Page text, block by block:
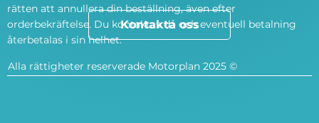
Kontakta oss
rätten att annullera din beställning, även efter
orderbekräftelse. Du kontaktas då och eventuell betalning
återbetalas i sin helhet.
Alla rättigheter reserverade Motorplan 2025 ©